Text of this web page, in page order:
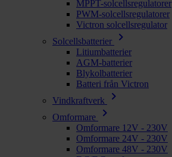
MPPT-solcellsregulatorer
PWM-solcellsregulatorer
Victron solcellsregulator
Solcellsbatterier
chevron_right
Litiumbatterier
AGM-batterier
Blykolbatterier
Batteri från Victron
Vindkraftverk
chevron_right
Omformare chevron_right
Omformare 12V - 230V
Omformare 24V - 230V
Omformare 48V - 230V